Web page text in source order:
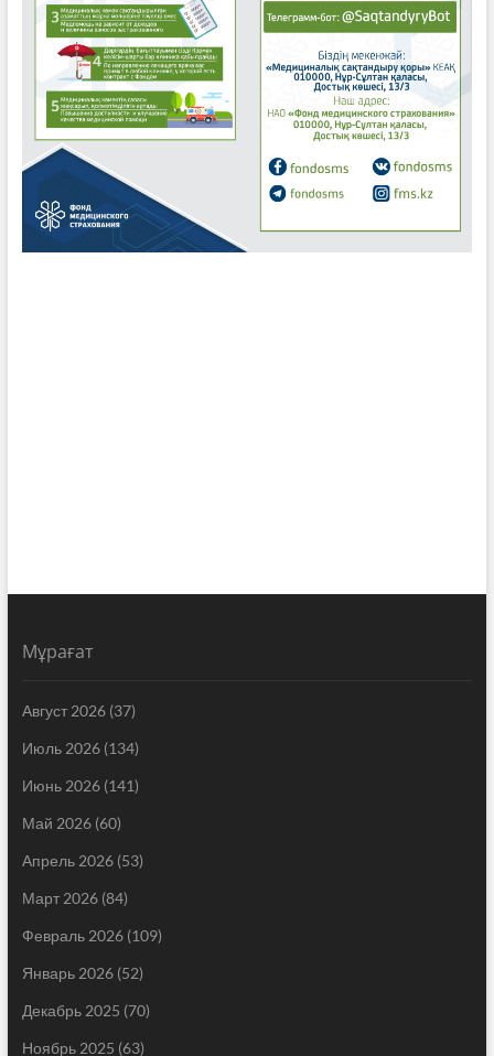
Мұрағат
Август 2026(37)
Июль 2026(134)
Июнь 2026(141)
Май 2026(60)
Апрель 2026(53)
Март 2026(84)
Февраль 2026(109)
Январь 2026(52)
Декабрь 2025 (70)
Ноябрь 2025 (63)